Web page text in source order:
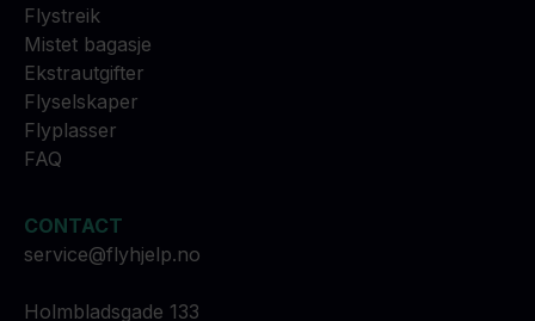
Flystreik
Mistet bagasje
Ekstrautgifter
Flyselskaper
Flyplasser
FAQ
CONTACT
service@flyhjelp.no
Holmbladsgade 133